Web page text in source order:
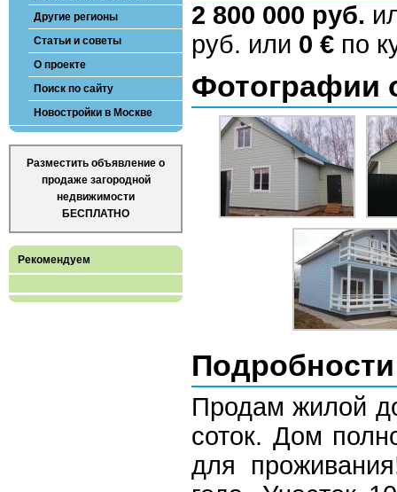
Другие регионы
Статьи и советы
О проекте
Поиск по сайту
Новостройки в Москве
Разместить объявление о
продаже загородной
недвижимости
БЕСПЛАТНО
Рекомендуем
2 800 000 руб.
руб. или 0 € по
Фотографии
Продам жилой
соток. Дом
для